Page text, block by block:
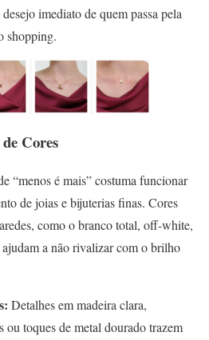
imediato de quem passa pela
shopping.
Cores
“menos é mais” costuma funcionar
de joias e bijuterias finas. Cores
como o branco total, off-white,
a não rivalizar com o brilho
Detalhes em madeira clara,
ou toques de metal dourado trazem